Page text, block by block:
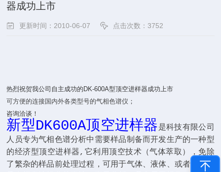
器成功上市
更新时间：2010-06-07 点击次数：3752
热烈祝贺我公司自主成功的DK-600A型顶空进样器成功上市
可方便的连接国内外各类型号的气相色谱仪 ；
咨询洽谈！
新型DK600A顶空进样器是科技有限公司
人员专为气相色谱分析中需要样品制备而开发生产的一种型
的经济型顶空进样器, 它利用顶空技术（气体萃取），免除
了繁杂的样品前处理过程，可用于气体、液体、或者固体样